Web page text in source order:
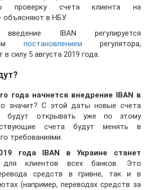
проверку счета клиента на
объясняют в НБУ.
IBAN регулируется
постановлением регулятора,
силу 5 августа 2019 года.
года начнется внедрение IBAN в
значит? С этой даты новые счета
будут открывать уже по этому
счета будут менять в
требованиями.
года IBAN в Украине станет
клиентов всех банков. Это
средств в гривне, так и в
(например, переводах средств за